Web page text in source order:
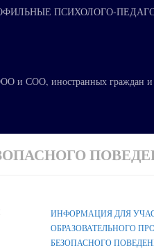
ПСИХОЛОГО-
и СОО, иностранных граждан и
ИНФОРМАЦИЯ ДЛЯ
ОБРАЗОВАТЕЛЬНОГО
БЕЗОПАСНОГО